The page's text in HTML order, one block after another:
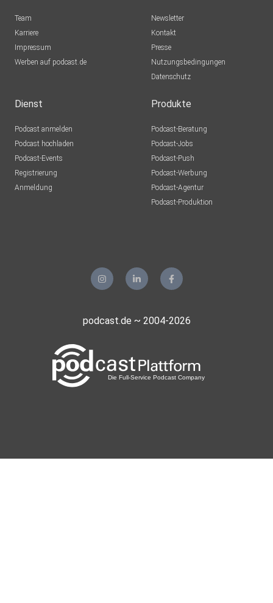
uns Ihr Feedback. Facebook
https://www.facebook.com/ihksuedlicheroberrhein
Youtube
https://www.youtube.com/channel/UC5HnLQSubyoiB7pAw
https://www.xing.com/companies/industrie-
Die virtuelle IHK https://ihk-freiburg.expo-ip.com
Team
Karriere
Impressum
Werben auf podcast.de
Newsletter
Kontakt
Presse
Nutzungsbedingungen
Datenschutz
Dienst
Podcast anmelden
Podcast hochladen
Podcast-Events
Registrierung
Anmeldung
Produkte
Podcast-Beratung
Podcast-Jobs
Podcast-Push
Podcast-Werbung
Podcast-Agentur
Podcast-Produktion
podcast.de ~ 2004-2026